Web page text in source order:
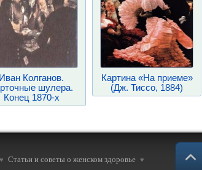
Иван Колганов.
шулера.
Конец 1870-х
Картина «На приеме»
(Дж. Тиссо, 1884)
♥ Статьи и советы о женском здоровье ♥